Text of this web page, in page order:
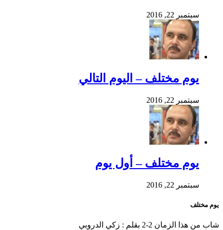
سبتمبر 22, 2016
يوم مختلف – اليوم التالي
سبتمبر 22, 2016
يوم مختلف – أول يوم
سبتمبر 22, 2016
يوم مختلف
شاب من هذا الزمان 2-2 بقلم : زكي الدروبي